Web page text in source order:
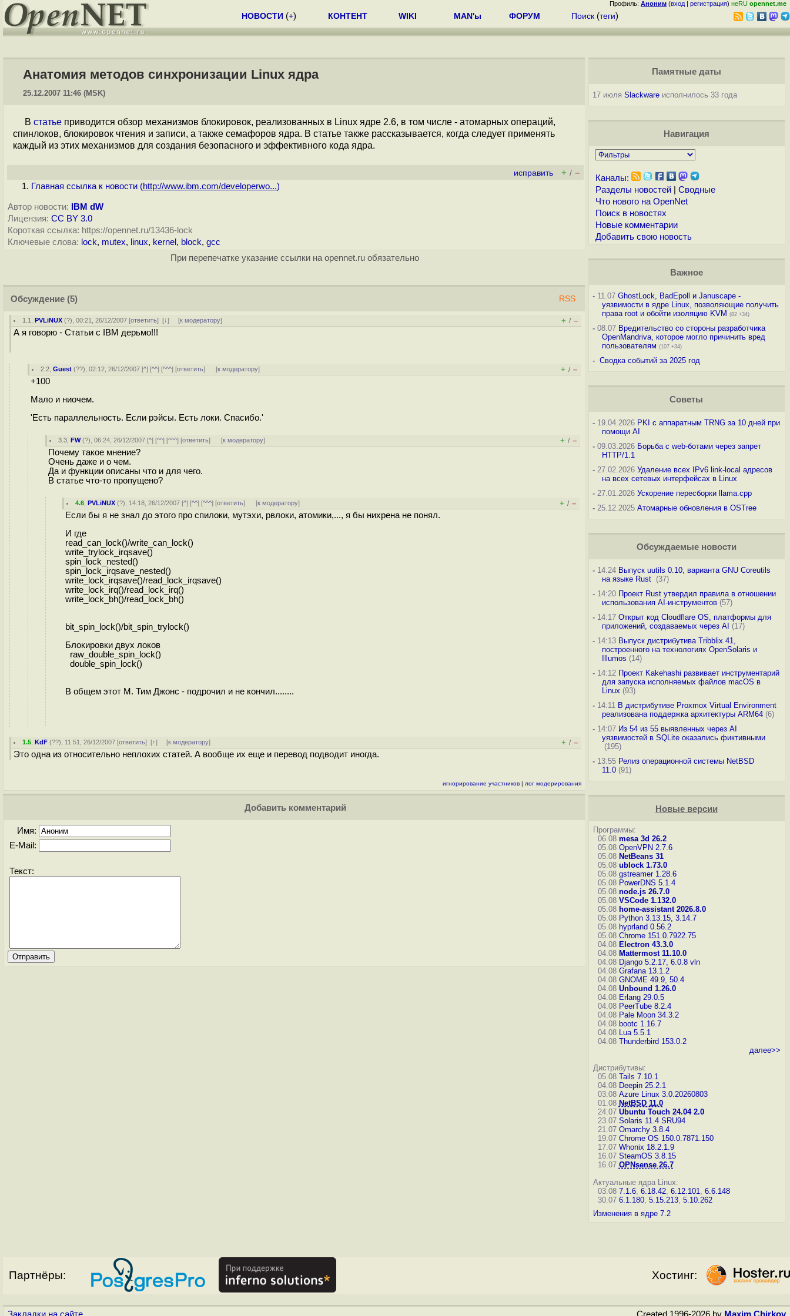
Профиль: Аноним (вход | регистрация) неRU opennet.me
НОВОСТИ (+) КОНТЕНТ WIKI MAN'ы ФОРУМ Поиск (теги)
Анатомия методов синхронизации Linux ядра
25.12.2007 11:46 (MSK)
В статье приводится обзор механизмов блокировок, реализованных в Linux ядре 2.6, в том числе - атомарных операций,
спинлоков, блокировок чтения и записи, а также семафоров ядра. В статье также рассказывается, когда следует применять
каждый из этих механизмов для создания безопасного и эффективного кода ядра.
исправить + / –
Главная ссылка к новости (http://www.ibm.com/developerwo...)
Автор новости:
IBM dW
Лицензия: CC BY 3.0
Короткая ссылка: https://opennet.ru/13436-lock
Ключевые слова: lock, mutex, linux, kernel , block, gcc
При перепечатке указание ссылки на opennet.ru обязательно
Обсуждение (5) RSS
1.1 ,PVLiNUX (?), 00:21, 26/12/2007 [ответить][↓] [к модератору] + / –
А я говорю - Cтатьи с IBM дерьмо!!!
2.2 ,Guest (??), 02:12, 26/12/2007 [^] [^^] [^^^] [ответить] [к модератору] + / –
+100
Мало и ниочем.
'Есть параллельность. Если рэйсы. Есть локи. Спасибо.'
3.3 ,FW(?), 06:24, 26/12/2007 [^] [^^] [^^^] [ответить] [к модератору] + / –
Почему такое мнение?
Очень даже и о чем.
Да и функции описаны что и для чего.
В статье что-то пропущено?
4.6 ,PVLiNUX (?), 14:18, 26/12/2007 [^] [^^] [^^^] [ответить] [к модератору] + / –
Если бы я не знал до этого про спилоки, мутэхи, рвлоки, атомики,..., я бы нихрена не понял.
И где
read_can_lock()/write_can_lock()
write_trylock_irqsave()
spin_lock_nested()
spin_lock_irqsave_nested()
write_lock_irqsave()/read_lock_irqsave()
write_lock_irq()/read_lock_irq()
write_lock_bh()/read_lock_bh()
bit_spin_lock()/bit_spin_trylock()
Блокировки двух локов
raw_double_spin_lock()
double_spin_lock()
В общем этот М. Тим Джонс - подрочил и не кончил........
1.5 ,KdF (??), 11:51, 26/12/2007 [ответить][↑] [к модератору] + / –
Это одна из относительно неплохих статей. А вообще их еще и перевод подводит иногда.
игнорирование участников | лог модерирования
Добавить комментарий
Имя:
E-Mail:
Текст:
Памятные даты
17 июля Slackwareисполнилось 33 года
Навигация
Каналы:
Разделы новостей| Сводные
Что нового на OpenNet
Поиск в новостях
Новые комментарии
Добавить свою новость
Важное
-11.07 GhostLock, BadEpoll и Januscape -
уязвимости в ядре Linux, позволяющие получить
права root и обойти изоляцию KVM (82 +34)
-08.07 Вредительство со стороны разработчика
OpenMandriva, которое могло причинить вред
пользователям (107 +34)
- Сводка событий за 2025 год
Советы
-19.04.2026 PKI с аппаратным TRNG за 10 дней при
помощи AI
-09.03.2026 Борьба с web-ботами через запрет
HTTP/1.1
-27.02.2026 Удаление всех IPv6 link-local адресов
на всех сетевых интерфейсах в Linux
-27.01.2026 Ускорение пересборки llama.cpp
-25.12.2025 Атомарные обновления в OSTree
Обсуждаемые новости
-14:24 Выпуск uutils 0.10, варианта GNU Coreutils
на языке Rust (37)
-14:20 Проект Rust утвердил правила в отношении
использования AI-инструментов(57)
-14:17 Открыт код Cloudflare OS, платформы для
приложений, создаваемых через AI (17)
-14:13 Выпуск дистрибутива Tribblix 41,
построенного на технологиях OpenSolaris и
Illumos (14)
-14:12 Проект Kakehashi развивает инструментарий
для запуска исполняемых файлов macOS в
Linux (93)
-14:11 В дистрибутиве Proxmox Virtual Environment
реализована поддержка архитектуры ARM64(6)
-14:07 Из 54 из 55 выявленных через AI
уязвимостей в SQLite оказались фиктивными
(195)
-13:55 Релиз операционной системы NetBSD
11.0(91)
Новые версии
Программы:
06.08 mesa 3d 26.2
05.08 OpenVPN 2.7.6
05.08 NetBeans 31
05.08 ublock 1.73.0
05.08 gstreamer 1.28.6
05.08 PowerDNS 5.1.4
05.08 node.js 26.7.0
05.08 VSCode 1.132.0
05.08 home-assistant 2026.8.0
05.08 Python 3.13.15, 3.14.7
05.08 hyprland 0.56.2
05.08 Chrome 151.0.7922.75
04.08 Electron 43.3.0
04.08 Mattermost 11.10.0
04.08 Django 5.2.17, 6.0.8 vln
04.08 Grafana 13.1.2
04.08 GNOME 49.9, 50.4
04.08 Unbound 1.26.0
04.08 Erlang 29.0.5
04.08 PeerTube 8.2.4
04.08 Pale Moon 34.3.2
04.08 bootc 1.16.7
04.08 Lua 5.5.1
04.08 Thunderbird 153.0.2
далее>>
Дистрибутивы:
05.08 Tails 7.10.1
04.08 Deepin 25.2.1
03.08 Azure Linux 3.0.20260803
01.08 NetBSD 11.0
24.07 Ubuntu Touch 24.04 2.0
23.07 Solaris 11.4 SRU94
21.07 Omarchy 3.8.4
19.07 Chrome OS 150.0.7871.150
17.07 Whonix 18.2.1.9
16.07 SteamOS 3.8.15
16.07 OPNsense 26.7
Актуальные ядра Linux:
03.08 7.1.6, 6.18.42, 6.12.101, 6.6.148
30.07 6.1.180, 5.15.213, 5.10.262
Изменения в ядре 7.2
Партнёры: Хостинг: